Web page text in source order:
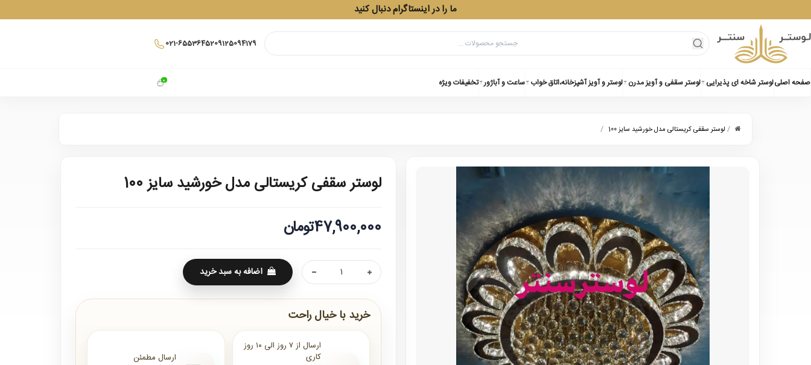
ما را در اینستاگرام دنبال کنید
021-6553645209125094179
0 صفحه اصلیلوستر شاخه ای پذیرایی لوستر سقفی و آویز مدرن لوستر و آویز آشپزخانه،اتاق خواب ساعت و آباژور تخفیفات ویژه
/ لوستر سقفی کریستالی مدل خورشید سایز 100 /
لوستر سقفی کریستالی مدل خورشید سایز 100
47,900,000تومان
اضافه به سبد خرید
خرید با خیال راحت
ارسال از ۷ روز الی ۱۰ روز
کاری
ارسال مطمئن